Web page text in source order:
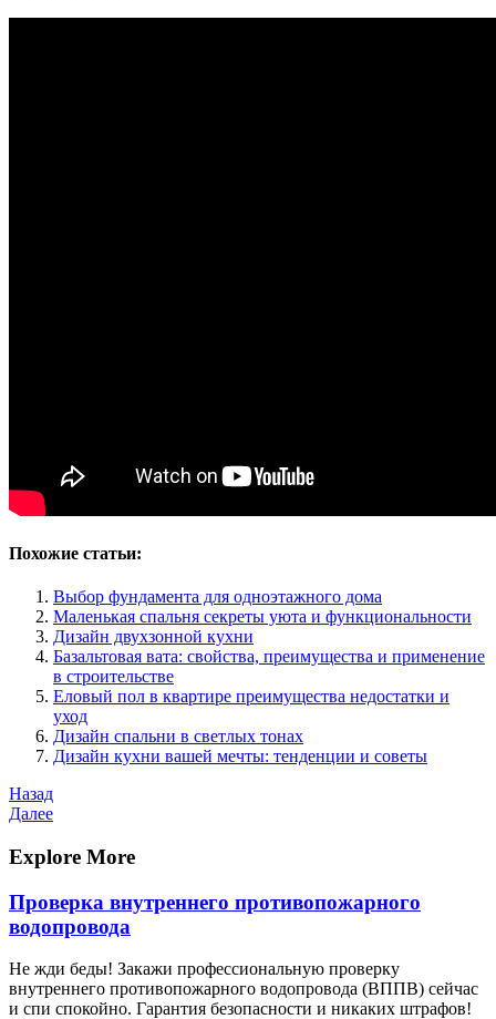
Похожие статьи:
Выбор фундамента для одноэтажного дома
Маленькая спальня секреты уюта и функциональности
Дизайн двухзонной кухни
Базальтовая вата: свойства, преимущества и применение
в строительстве
Еловый пол в квартире преимущества недостатки и
уход
Дизайн спальни в светлых тонах
Дизайн кухни вашей мечты: тенденции и советы
Навигация
по
записям
Предыдущая
запись
Назад
Следующая
Далее
Explore More
Проверка внутреннего противопожарного
водопровода
Не жди беды! Закажи профессиональную проверку
внутреннего противопожарного водопровода (ВППВ) сейчас
и спи спокойно. Гарантия безопасности и никаких штрафов!